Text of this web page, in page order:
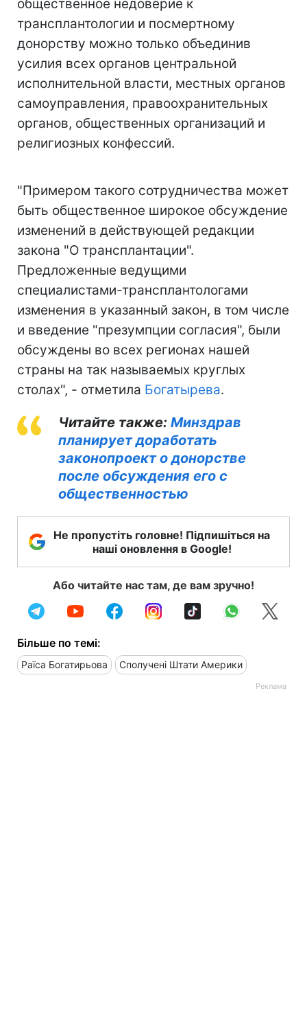
общественное недоверие к
трансплантологии и посмертному
донорству можно только объединив
усилия всех органов центральной
исполнительной власти, местных органов
самоуправления, правоохранительных
органов, общественных организаций и
религиозных конфессий.
"Примером такого сотрудничества может
быть общественное широкое обсуждение
изменений в действующей редакции
закона "О трансплантации".
Предложенные ведущими
специалистами-трансплантологами
изменения в указанный закон, в том числе
и введение "презумпции согласия", были
обсуждены во всех регионах нашей
страны на так называемых круглых
столах", - отметила Богатырева.
Читайте также: Минздрав
планирует доработать
законопроект о донорстве
после обсуждения его с
общественностью
Не пропустіть головне! Підпишіться на
наші оновлення в Google!
Або читайте нас там, де вам зручно!
Більше по темі:
Раїса Богатирьова Сполучені Штати Америки